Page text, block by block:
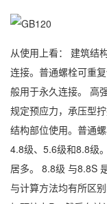
从使用上看： 建筑结
连接。普通螺栓可重
般用于永久连接。 高
规定预应力，承压型
结构部位使用。普通
4.8级、5.6级和8.8级
居多。 8.8级 与8.8S
与计算方法均有所区